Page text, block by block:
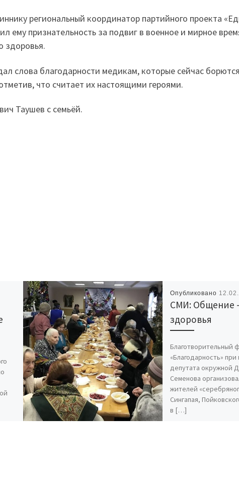
региональный координатор партийного проекта
ему признательность за подвиг в военное и мирное
здоровья.
слова благодарности медикам, которые сейчас
что считает их настоящими героями.
Таушев с семьёй.
Опубликовано
СМИ: Общение
здоровья
Благотворительный
«Благодарность»
депутата окружной
Семенова
жителей
Сингапая,
в […]